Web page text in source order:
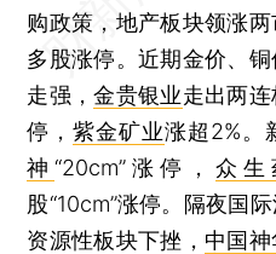
购政策，地产板块领涨两
多股涨停。近期金价、
走强，金贵银业走出两
停，紫金矿业涨超2%。
神“20cm”涨停，众生
股“10cm”涨停。隔夜国
资源性板块下挫， 中国神